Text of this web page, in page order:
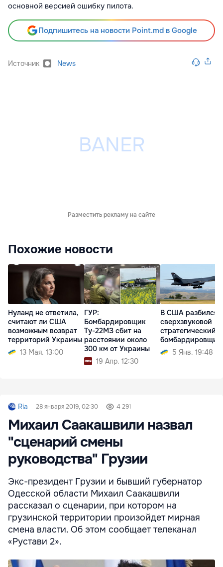
основной версией ошибку пилота.
Подпишитесь на новости Point.md в Google
Источник News
Разместить рекламу на сайте
Похожие новости
Нуланд не ответила,
считают ли США
возможным возврат
территорий Украины
13 Мая. 13:00
ГУР:
Бомбардировщик
Ту-22МЗ сбит на
расстоянии около
300 км от Украины
19 Апр. 12:30
В США разбился
сверхзвуковой
стратегический
бомбардировщик
5 Янв. 19:48
Ria 28 января 2019, 02:30 4 291
Михаил Саакашвили назвал
"сценарий смены
руководства" Грузии
Экс-президент Грузии и бывший губернатор
Одесской области Михаил Саакашвили
рассказал о сценарии, при котором на
грузинской территории произойдет мирная
смена власти. Об этом сообщает телеканал
«Рустави 2».